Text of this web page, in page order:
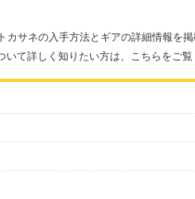
サネの入手方法とギアの詳細情報を掲
て詳しく知りたい方は、こちらをご